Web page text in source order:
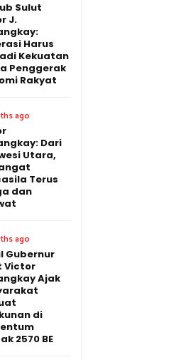
Sulut
J.
Harus
Kekuatan
Penggerak
Rakyat
ago
Dari
Utara,
Terus
dan
ago
Gubernur
Victor
Ajak
di
2570 BE